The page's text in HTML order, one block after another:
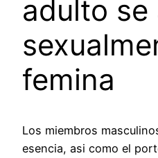
adulto se
femina
Los miembros
esencia, asi­ como el